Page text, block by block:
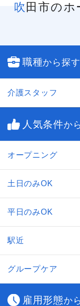
吹田市のホームヘルパー1級の求人
職種から探す
介護スタッフ
人気条件か
オープニング
土日のみOK
平日のみOK
駅近
グループケア
雇用形態か